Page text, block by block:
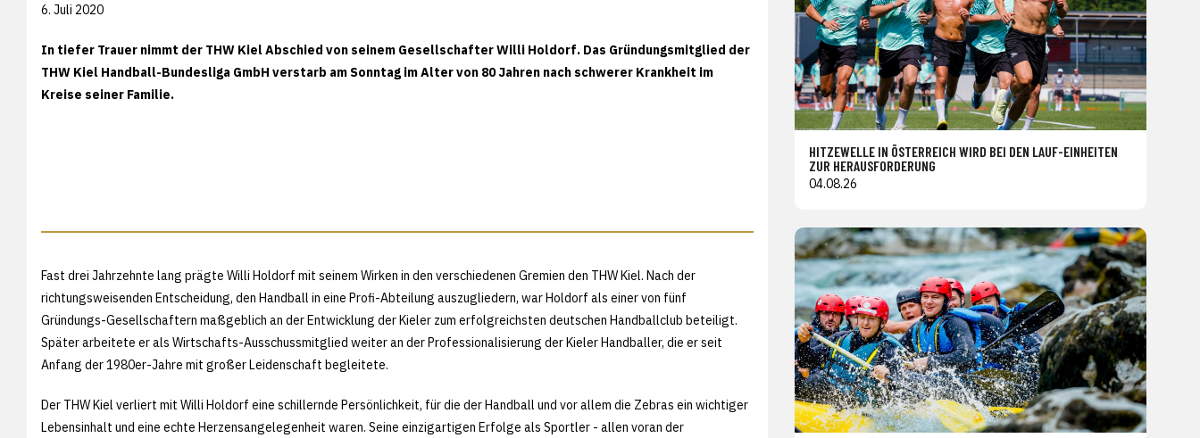
6. Juli 2020
In tiefer Trauer nimmt der THW Kiel Abschied von seinem Gesellschafter Willi Holdorf. Das Gründungsmitglied der
THW Kiel Handball-Bundesliga GmbH verstarb am Sonntag im Alter von 80 Jahren nach schwerer Krankheit im
Kreise seiner Familie.
Fast drei Jahrzehnte lang prägte Willi Holdorf mit seinem Wirken in den verschiedenen Gremien den THW Kiel. Nach der
richtungsweisenden Entscheidung, den Handball in eine Profi-Abteilung auszugliedern, war Holdorf als einer von fünf
Gründungs-Gesellschaftern maßgeblich an der Entwicklung der Kieler zum erfolgreichsten deutschen Handballclub beteiligt.
Später arbeitete er als Wirtschafts-Ausschussmitglied weiter an der Professionalisierung der Kieler Handballer, die er seit
Anfang der 1980er-Jahre mit großer Leidenschaft begleitete.
Der THW Kiel verliert mit Willi Holdorf eine schillernde Persönlichkeit, für die der Handball und vor allem die Zebras ein wichtiger
Lebensinhalt und eine echte Herzensangelegenheit waren. Seine einzigartigen Erfolge als Sportler - allen voran der
HITZEWELLE IN ÖSTERREICH WIRD BEI DEN LAUF-EINHEITEN
ZUR HERAUSFORDERUNG
04.08.26